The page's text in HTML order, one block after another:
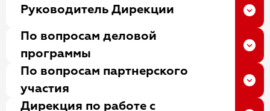
Руководитель Дирекции
Мажорина Мария
Викторовна
Руководитель Программы развития,
проректор по стратегическому и
По вопросам деловой
программы
Никитина Алёна Алексеевна
Директор Центра управления изменениями
По вопросам партнерского
участия
Дирекция по работе с